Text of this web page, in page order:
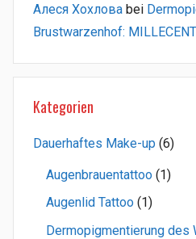
Алеся Хохлова bei
Brustwarzenhof:
Kategorien
Dauerhaftes Make-up (6)
Augenbrauentattoo (1)
Augenlid Tattoo (1)
Dermopigmentierung des